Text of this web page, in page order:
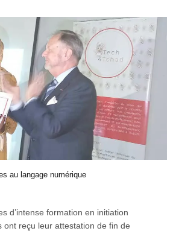
au langage numérique
d’intense formation en initiation
ont reçu leur attestation de fin de